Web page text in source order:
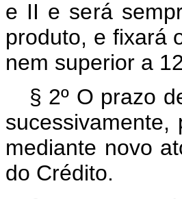
e II e será
produto, e fixará
nem superior a
§ 2º O prazo
mediante novo
do Crédito.